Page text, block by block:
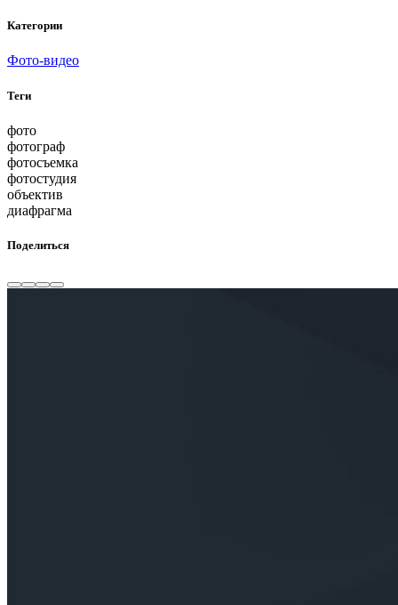
Категории
Фото-видео
Теги
фото
фотограф
фотосъемка
фотостудия
объектив
диафрагма
Поделиться